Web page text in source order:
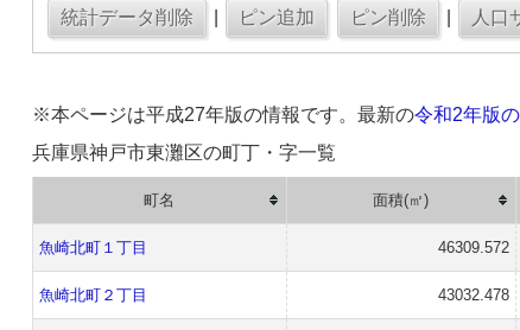
※本ページは平成27年版の情報です。最新の令和2年版
兵庫県神戸市東灘区の町丁・字一覧
町名 面積(㎡)
魚崎北町１丁目 46309.572
魚崎北町２丁目 43032.478